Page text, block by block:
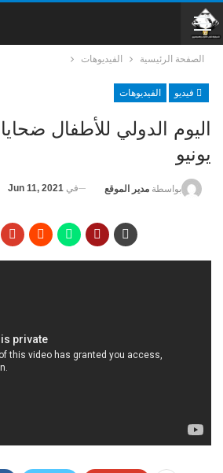
الصفحة الرئيسية الفيديوهات
فيديو الفيديوهات
يونيو
بواسطة مدير الموقع في Jun 11, 2021